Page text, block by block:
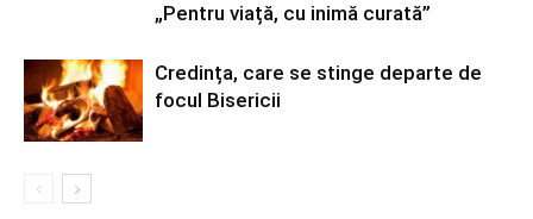
„Pentru viață, cu inimă curată”
Credința, care se stinge departe de
focul Bisericii